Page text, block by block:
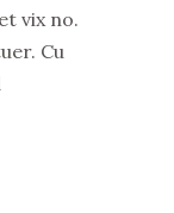
vix no.
Cu